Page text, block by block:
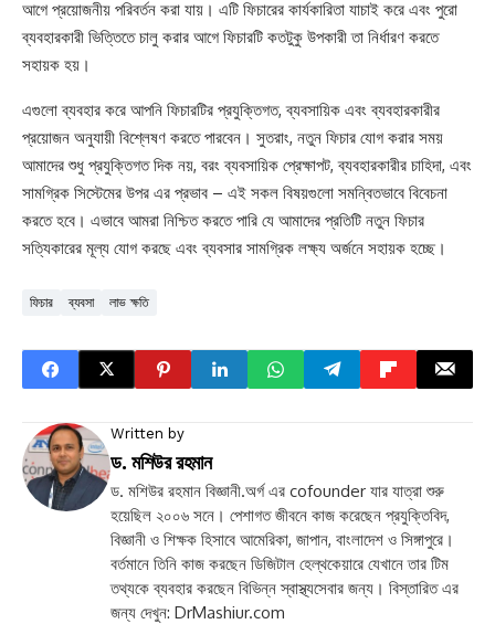
আগে প্রয়োজনীয় পরিবর্তন করা যায়। এটি ফিচারের কার্যকারিতা যাচাই করে এবং পুরো
ব্যবহারকারী ভিত্তিতে চালু করার আগে ফিচারটি কতটুকু উপকারী তা নির্ধারণ করতে
সহায়ক হয়।
এগুলো ব্যবহার করে আপনি ফিচারটির প্রযুক্তিগত, ব্যবসায়িক এবং ব্যবহারকারীর
প্রয়োজন অনুযায়ী বিশ্লেষণ করতে পারবেন। সুতরাং, নতুন ফিচার যোগ করার সময়
আমাদের শুধু প্রযুক্তিগত দিক নয়, বরং ব্যবসায়িক প্রেক্ষাপট, ব্যবহারকারীর চাহিদা, এবং
সামগ্রিক সিস্টেমের উপর এর প্রভাব – এই সকল বিষয়গুলো সমন্বিতভাবে বিবেচনা
করতে হবে। এভাবে আমরা নিশ্চিত করতে পারি যে আমাদের প্রতিটি নতুন ফিচার
সত্যিকারের মূল্য যোগ করছে এবং ব্যবসার সামগ্রিক লক্ষ্য অর্জনে সহায়ক হচ্ছে।
ফিচার ব্যবসা লাভ ক্ষতি
Written by
ড. মশিউর রহমান
ড. মশিউর রহমান বিজ্ঞানী.অর্গ এর cofounder যার যাত্রা শুরু
হয়েছিল ২০০৬ সনে। পেশাগত জীবনে কাজ করেছেন প্রযুক্তিবিদ,
বিজ্ঞানী ও শিক্ষক হিসাবে আমেরিকা, জাপান, বাংলাদেশ ও সিঙ্গাপুরে।
বর্তমানে তিনি কাজ করছেন ডিজিটাল হেল্থকেয়ারে যেখানে তার টিম
তথ্যকে ব্যবহার করছেন বিভিন্ন স্বাস্থ্যসেবার জন্য। বিস্তারিত এর
জন্য দেখুন: DrMashiur.com